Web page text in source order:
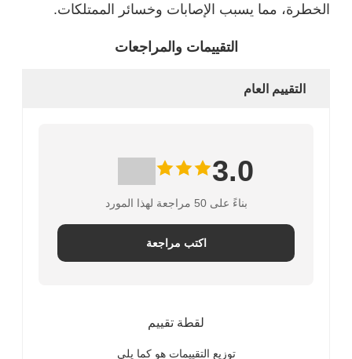
الخطرة، مما يسبب الإصابات وخسائر الممتلكات.
التقييمات والمراجعات
التقييم العام
3.0
بناءً على 50 مراجعة لهذا المورد
اكتب مراجعة
لقطة تقييم
توزيع التقييمات هو كما يلي